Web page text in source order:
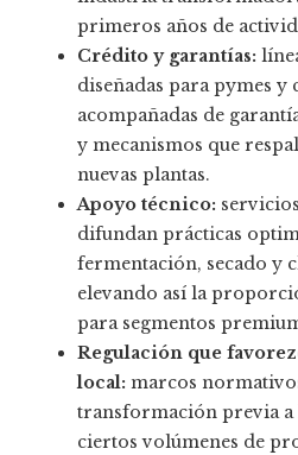
primeros años de
Crédito y garantías:
diseñadas para pymes y
acompañadas de
y mecanismos que
nuevas plantas.
Apoyo técnico:
difundan prácticas
fermentación, secado y
elevando así la
para segmentos
Regulación que
local: marcos
transformación previa
ciertos volúmenes de